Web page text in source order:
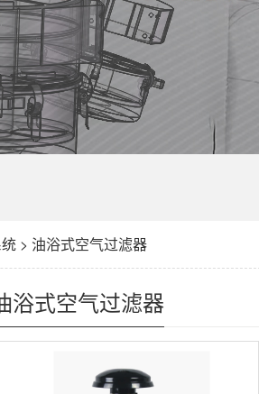
> 油浴式空气过滤器
浴式空气过滤器